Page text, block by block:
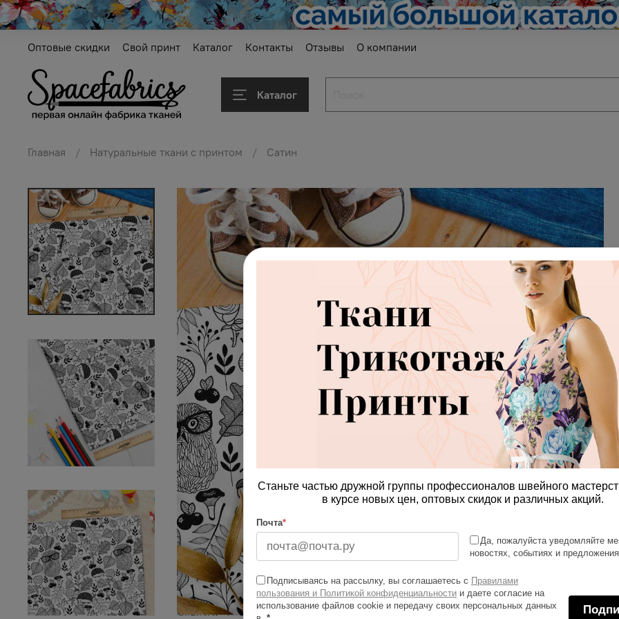
Оптовые скидки Свой принт Каталог Контакты Отзывы О компании
Каталог
Главная Натуральные ткани с принтом Сатин
Станьте частью дружной группы профессионалов швейного
в курсе новых цен, оптовых скидок и различных акций.
Почта*
Да, пожалуйста уведомляйте
новостях, событиях и
Подписываясь на рассылку, вы соглашаетесь с Правилами
пользования и Политикой конфиденциальности и даете согласие на
использование файлов cookie и передачу своих персональных данных